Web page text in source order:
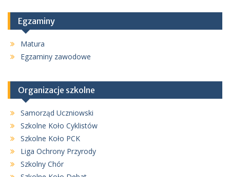
Egzaminy
Matura
Egzaminy zawodowe
Organizacje szkolne
Samorząd Uczniowski
Szkolne Koło Cyklistów
Szkolne Koło PCK
Liga Ochrony Przyrody
Szkolny Chór